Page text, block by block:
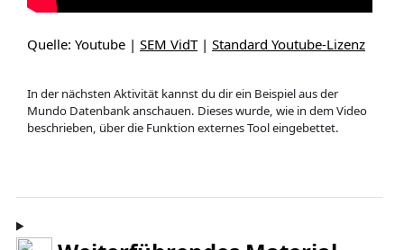
Quelle: Youtube | SEM VidT| Standard Youtube-Lizenz
In der nächsten Aktivität kannst du dir ein Beispiel aus der
Mundo Datenbank anschauen. Dieses wurde, wie in dem Video
beschrieben, über die Funktion externes Tool eingebettet.